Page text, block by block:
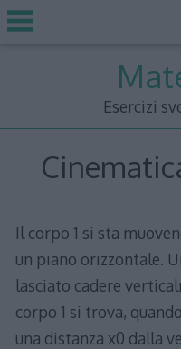
Esercizi
Il corpo 1 si sta
un piano orizzontale.
lasciato cadere
corpo 1 si trova,
una distanza x0 dalla